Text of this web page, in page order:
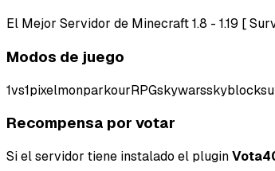
El Mejor Servidor de Minecraft 1.8 - 1.19 [
Modos de juego
1vs1pixelmonparkourRPGskywarsskyblock
Recompensa por votar
Si el servidor tiene instalado el plugin